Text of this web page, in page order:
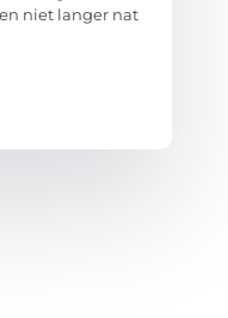
niet langer nat